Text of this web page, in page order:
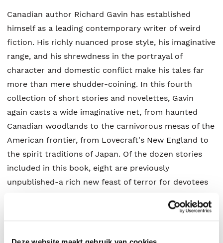
Canadian author Richard Gavin has established
himself as a leading contemporary writer of weird
fiction. His richly nuanced prose style, his imaginative
range, and his shrewdness in the portrayal of
character and domestic conflict make his tales far
more than mere shudder-coining. In this fourth
collection of short stories and novelettes, Gavin
again casts a wide imaginative net, from haunted
Canadian woodlands to the carnivorous mesas of the
American frontier, from Lovecraft's New England to
the spirit traditions of Japan. Of the dozen stories
included in this book, eight are previously
unpublished-a rich new feast of terror for devotees
Machen, Blackwood, and Ligotti. Richard Gavin is the
author of three previous short story collections,
Charnel Wine (2004), Omens (2007), and The Darkly